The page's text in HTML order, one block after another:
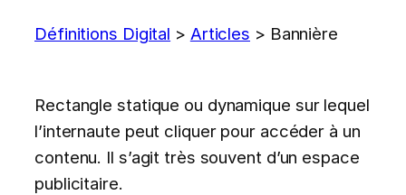
Définitions Digital > Articles > Bannière
Rectangle statique ou dynamique sur lequel
l’internaute peut cliquer pour accéder à un
contenu. Il s’agit très souvent d’un espace
publicitaire.